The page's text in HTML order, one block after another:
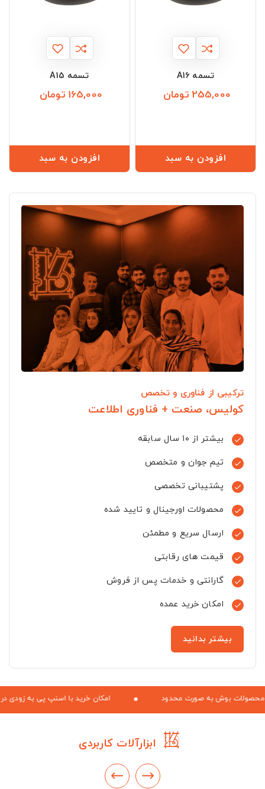
تسمه A15
165,000 تومان
افزودن به سبد
تسمه A16
255,000 تومان
افزودن به سبد
ترکیبی از فناوری و تخصص
کولیس، صنعت + فناوری اطلاعت
 بیشتر از ۱۰ سال سابقه
 تیم جوان و متخصص
 پشتیبانی تخصصی
 محصولات اورجینال و تایید شده
 ارسال سریع و مطمئن
 قیمت های رقابتی
 گارانتی و خدمات پس از فروش
 امکان خرید عمده
بیشتر بدانید
امکان خرید با ثبت سفارش محصولات بوش به صورت محدود
ابزارآلات کاربردی